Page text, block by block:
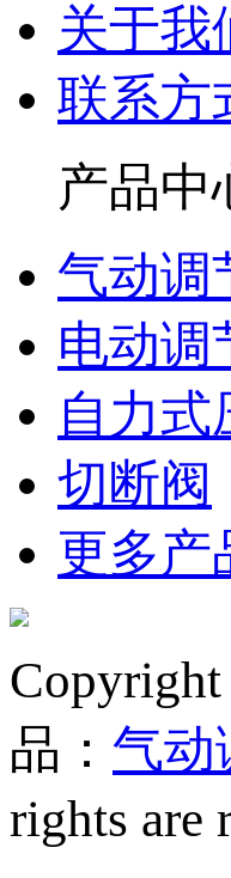
关于我
联系方
产品中
气动调
电动调
自力式
切断阀
更多产
品： 气动
rights are